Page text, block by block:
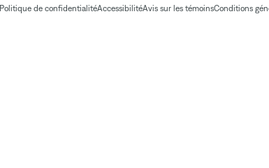
Politique de confidentialitéAccessibilitéAvis sur les témoinsConditions